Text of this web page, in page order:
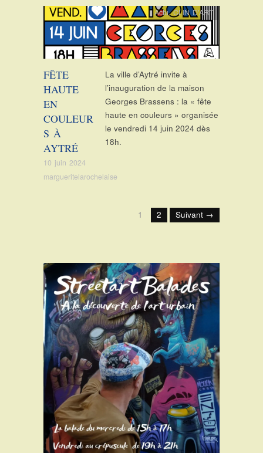
FÊTE
HAUTE
EN
COULEUR
S À
AYTRÉ
10 juin 2024
margueritelarochelaise
Actu,CLIN D'ART
La ville d’Aytré invite à
l’inauguration de la maison
Georges Brassens : la « fête
haute en couleurs » organisée
le vendredi 14 juin 2024 dès
18h.
1 2 Suivant →